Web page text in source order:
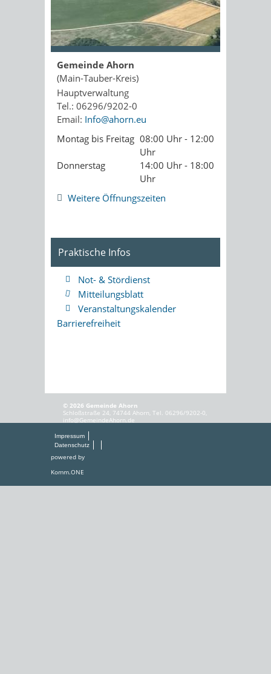
Öffnungszeiten
Gemeinde Ahorn
(Main-Tauber-Kreis)
Hauptverwaltung
Tel.: 06296/9202-0
Email: Info@ahorn.eu
Montag bis Freitag 08:00 Uhr - 12:00
Uhr
Donnerstag
14:00 Uhr - 18:00
Uhr
Weitere Öffnungszeiten
Praktische Infos
Not- & Stördienst
Mitteilungsblatt
Veranstaltungskalender
Barrierefreiheit
© 2026 Gemeinde Ahorn
Schloßstraße 24, 74744 Ahorn, Tel. 06296/9202-0,
info@GemeindeAhorn.de
Impressum
Datenschutz
powered by
Komm.ONE